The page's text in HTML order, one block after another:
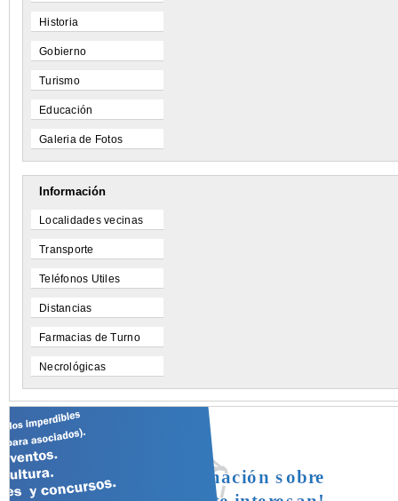
Historia
Gobierno
Turismo
Educación
Galeria de Fotos
Información
Localidades vecinas
Transporte
Teléfonos Utiles
Distancias
Farmacias de Turno
Necrológicas